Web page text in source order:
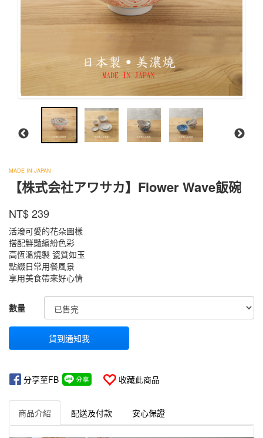
MADE IN JAPAN
【株式会社アワサカ】Flower Wave飯碗
商品代號 333BR
PL-
333BR
品牌
株
式
会
ア
ワ
サ
カ
NT$239
活潑可愛的花朵圖樣
搭配鮮豔繽紛色彩
高恆溫燒製 瓷質如玉
點綴日常用餐風景
享用美食帶來好心情
GOODS000000000000000000689
數量
貨到通知我
分享至FB 收藏此商品
商品介紹 配送及付款 安心保證